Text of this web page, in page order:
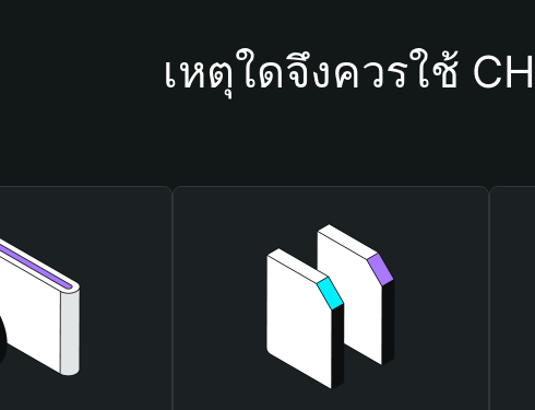
เหตุใดจึงควรใช้